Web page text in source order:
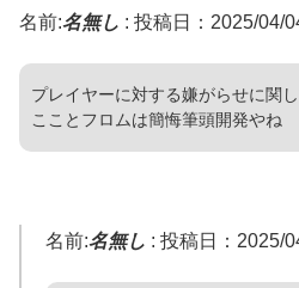
名前:名無し : 投稿日：2025/04/
プレイヤーに対する嫌がらせに関
こことフロムは簡悔筆頭開発やね
名前:名無し : 投稿日：2025/